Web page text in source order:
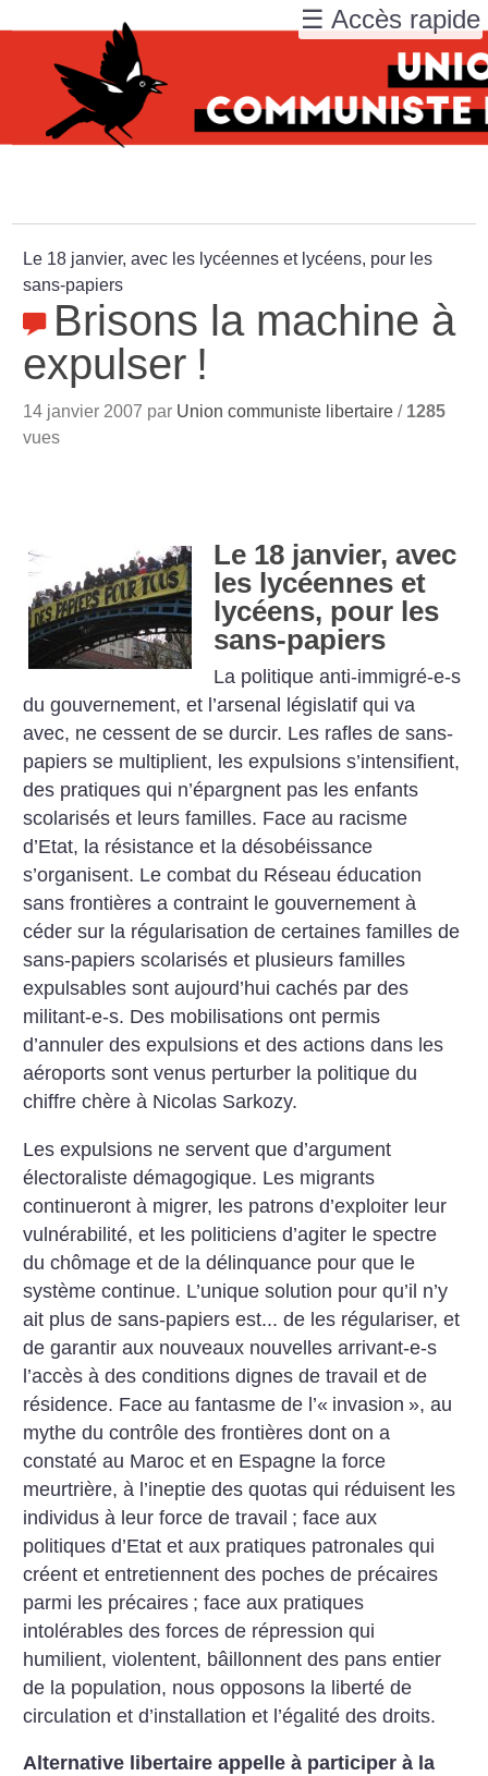
Le 18 janvier, avec les lycéennes et lycéens, pour les
sans-papiers
Brisons la machine à
expulser !
14 janvier 2007 par Union communiste libertaire / 1285
vues
Le 18 janvier, avec
les lycéennes et
lycéens, pour les
sans-papiers
La politique anti-immigré-e-s
du gouvernement, et l’arsenal législatif qui va
avec, ne cessent de se durcir. Les rafles de sans-
papiers se multiplient, les expulsions s’intensifient,
des pratiques qui n’épargnent pas les enfants
scolarisés et leurs familles. Face au racisme
d’Etat, la résistance et la désobéissance
s’organisent. Le combat du Réseau éducation
sans frontières a contraint le gouvernement à
céder sur la régularisation de certaines familles de
sans-papiers scolarisés et plusieurs familles
expulsables sont aujourd’hui cachés par des
militant-e-s. Des mobilisations ont permis
d’annuler des expulsions et des actions dans les
aéroports sont venus perturber la politique du
chiffre chère à Nicolas Sarkozy.
Les expulsions ne servent que d’argument
électoraliste démagogique. Les migrants
continueront à migrer, les patrons d’exploiter leur
vulnérabilité, et les politiciens d’agiter le spectre
du chômage et de la délinquance pour que le
système continue. L’unique solution pour qu’il n’y
ait plus de sans-papiers est... de les régulariser, et
de garantir aux nouveaux nouvelles arrivant-e-s
l’accès à des conditions dignes de travail et de
résidence. Face au fantasme de l’« invasion », au
mythe du contrôle des frontières dont on a
constaté au Maroc et en Espagne la force
meurtrière, à l’ineptie des quotas qui réduisent les
individus à leur force de travail ; face aux
politiques d’Etat et aux pratiques patronales qui
créent et entretiennent des poches de précaires
parmi les précaires ; face aux pratiques
intolérables des forces de répression qui
humilient, violentent, bâillonnent des pans entier
de la population, nous opposons la liberté de
circulation et d’installation et l’égalité des droits.
Alternative libertaire appelle à participer à la
☰ Accès rapide